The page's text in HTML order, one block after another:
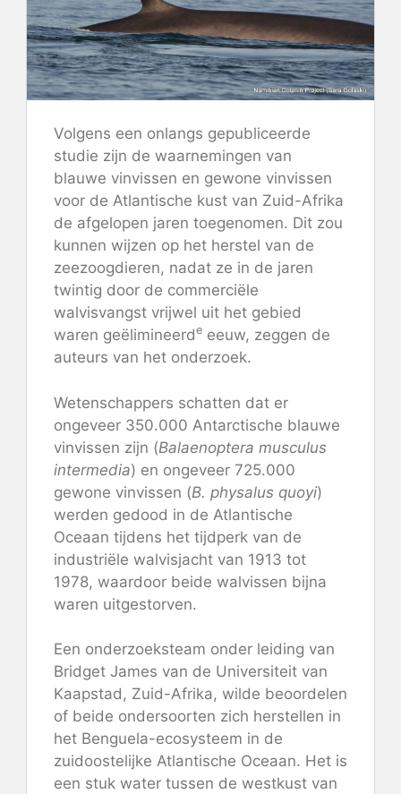
Volgens een onlangs gepubliceerde
studie zijn de waarnemingen van
blauwe vinvissen en gewone vinvissen
voor de Atlantische kust van Zuid-Afrika
de afgelopen jaren toegenomen. Dit zou
kunnen wijzen op het herstel van de
zeezoogdieren, nadat ze in de jaren
twintig door de commerciële
walvisvangst vrijwel uit het gebied
waren geëlimineerde eeuw, zeggen de
auteurs van het onderzoek.
Wetenschappers schatten dat er
ongeveer 350.000 Antarctische blauwe
vinvissen zijn (Balaenoptera musculus
intermedia) en ongeveer 725.000
gewone vinvissen (B. physalus quoyi)
werden gedood in de Atlantische
Oceaan tijdens het tijdperk van de
industriële walvisjacht van 1913 tot
1978, waardoor beide walvissen bijna
waren uitgestorven.
Een onderzoeksteam onder leiding van
Bridget James van de Universiteit van
Kaapstad, Zuid-Afrika, wilde beoordelen
of beide ondersoorten zich herstellen in
het Benguela-ecosysteem in de
zuidoostelijke Atlantische Oceaan. Het is
een stuk water tussen de westkust van